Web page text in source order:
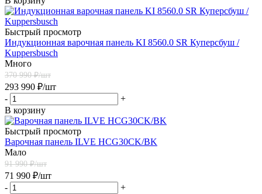
Быстрый просмотр
Индукционная варочная панель KI 8560.0 SR Куперсбуш /
Kuppersbusch
Много
370 990₽/шт
293 990 ₽/шт
-
+
В корзину
Быстрый просмотр
Варочная панель ILVE HCG30CK/BK
Мало
91 990₽/шт
71 990 ₽/шт
-
+